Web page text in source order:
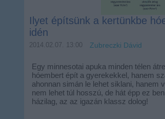
Ilyet építsünk a kertünkbe
idén
2014.02.07. 13:00 Zubreczki Dávid
Egy minnesotai apuka minden télen
hóembert épít a gyerekekkel, hanem
ahonnan simán le lehet siklani, hanem
nem lehet túl hosszú, de hát épp ez
házilag, az az igazán klassz dolog!